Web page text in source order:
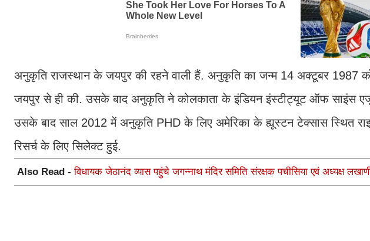
अनुकृति राजस्थान के जयपुर की रहने वाली हैं. अनुकृति का जन्म 14 अक्टूबर 1987
जयपुर से ही की. उसके बाद अनुकृति ने कोलकाता के इंडियन इंस्टीट्यूट ऑफ साइंस
उसके बाद साल 2012 में अनुकृति PHD के लिए अमेरिका के ह्यूस्टन टेक्सास स्थित
रिसर्च के लिए सिलेक्ट हुई.
Also Read -विधायक जेठानंद व्यास पहुंचे जगन्नाथ मंदिर समिति संरक्षक पचीसिया एवं अध्यक्ष